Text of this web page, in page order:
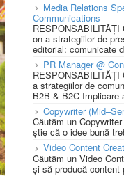
Media Relations
Communications
RESPONSABILITĂȚI
on a strategiilor de
editorial: comunicate
PR Manager @
RESPONSABILITĂȚI
a strategiilor de
B2B & B2C Implicare
Copywriter
Căutăm un
știe că o idee bună
Video Content
Căutăm un Video
și să producă